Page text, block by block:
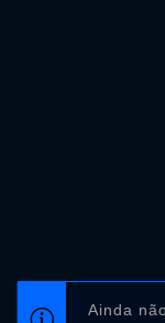
Ainda